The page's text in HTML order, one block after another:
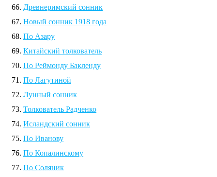
Древнеримский сонник
Новый сонник 1918 года
По Азару
Китайский толкователь
По Реймонду Бакленду
По Лагутиной
Лунный сонник
Толкователь Радченко
Исландский сонник
По Иванову
По Копалинскому
По Соляник